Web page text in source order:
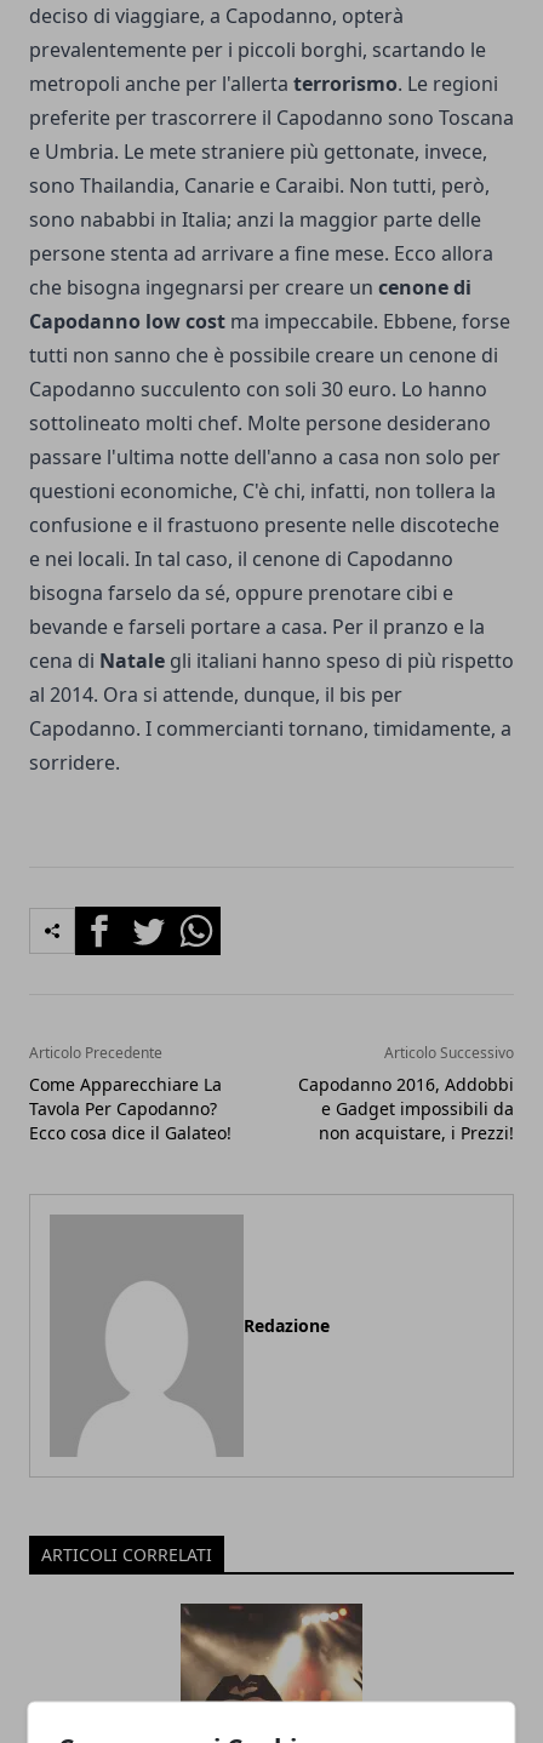
deciso di viaggiare, a Capodanno, opterà
prevalentemente per i piccoli borghi, scartando le
metropoli anche per l'allerta terrorismo. Le regioni
preferite per trascorrere il Capodanno sono Toscana
e Umbria. Le mete straniere più gettonate, invece,
sono Thailandia, Canarie e Caraibi. Non tutti, però,
sono nababbi in Italia; anzi la maggior parte delle
persone stenta ad arrivare a fine mese. Ecco allora
che bisogna ingegnarsi per creare un cenone di
Capodanno low cost ma impeccabile. Ebbene, forse
tutti non sanno che è possibile creare un cenone di
Capodanno succulento con soli 30 euro. Lo hanno
sottolineato molti chef. Molte persone desiderano
passare l'ultima notte dell'anno a casa non solo per
questioni economiche, C'è chi, infatti, non tollera la
confusione e il frastuono presente nelle discoteche
e nei locali. In tal caso, il cenone di Capodanno
bisogna farselo da sé, oppure prenotare cibi e
bevande e farseli portare a casa. Per il pranzo e la
cena di Natale gli italiani hanno speso di più rispetto
al 2014. Ora si attende, dunque, il bis per
Capodanno. I commercianti tornano, timidamente, a
sorridere.
FacebookTwitterWhatsapp
Articolo Precedente
Come Apparecchiare La
Tavola Per Capodanno?
Ecco cosa dice il Galateo!
Articolo Successivo
Capodanno 2016, Addobbi
e Gadget impossibili da
non acquistare, i Prezzi!
Redazione
ARTICOLI CORRELATI